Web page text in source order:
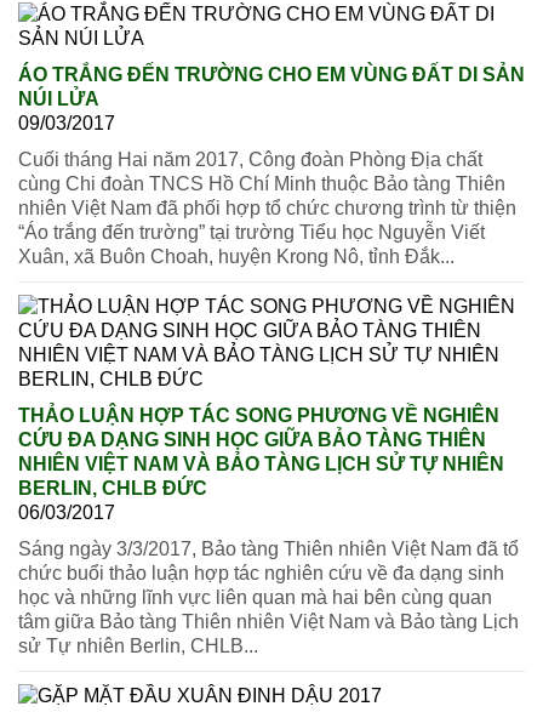
ÁO TRẮNG ĐẾN TRƯỜNG CHO EM VÙNG ĐẤT DI SẢN
NÚI LỬA
09/03/2017
Cuối tháng Hai năm 2017, Công đoàn Phòng Địa chất
cùng Chi đoàn TNCS Hồ Chí Minh thuộc Bảo tàng Thiên
nhiên Việt Nam đã phối hợp tổ chức chương trình từ thiện
“Áo trắng đến trường” tại trường Tiểu học Nguyễn Viết
Xuân, xã Buôn Choah, huyện Krong Nô, tỉnh Đắk...
THẢO LUẬN HỢP TÁC SONG PHƯƠNG VỀ NGHIÊN
CỨU ĐA DẠNG SINH HỌC GIỮA BẢO TÀNG THIÊN
NHIÊN VIỆT NAM VÀ BẢO TÀNG LỊCH SỬ TỰ NHIÊN
BERLIN, CHLB ĐỨC
06/03/2017
Sáng ngày 3/3/2017, Bảo tàng Thiên nhiên Việt Nam đã tổ
chức buổi thảo luận hợp tác nghiên cứu về đa dạng sinh
học và những lĩnh vực liên quan mà hai bên cùng quan
tâm giữa Bảo tàng Thiên nhiên Việt Nam và Bảo tàng Lịch
sử Tự nhiên Berlin, CHLB...